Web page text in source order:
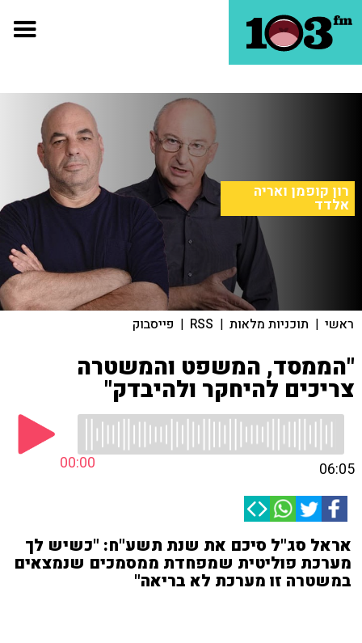
רון קופמן ואריה
אלדד
ראשי | תוכניות מלאות |
RSS
| פייסבוק
"הממסד, המשפט והמשטרה
צריכים להיחקר ולהיבדק"
00:00 06:05
אראל סג"ל סיכם את שנת תשע"ח: "כשיש לך
מערכת פוליטית שמפחדת ממסמכים שנמצאים
במשטרה זו מערכת לא בריאה"